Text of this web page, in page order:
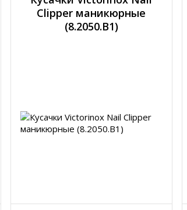
Clipper маникюрные
(8.2050.B1)